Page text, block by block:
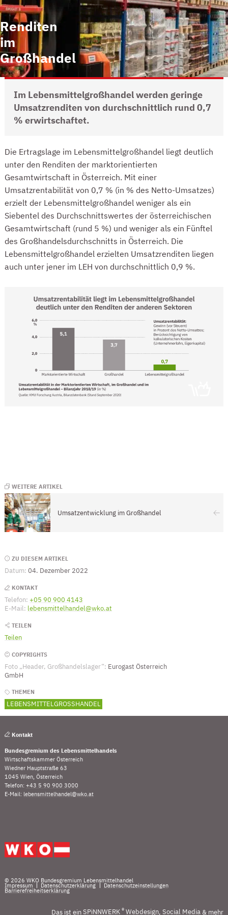
Renditen
im
Großhandel
Im Lebensmittelgroßhandel werden geringe
Umsatzrenditen von durchschnittlich rund 0,7
% erwirtschaftet.
Die Ertragslage im Lebensmittelgroßhandel liegt deutlich
unter den Renditen der marktorientierten
Gesamtwirtschaft in Österreich. Mit einer
Umsatzrentabilität von 0,7 % (in % des Netto-Umsatzes)
erzielt der Lebensmittelgroßhandel weniger als ein
Siebentel des Durchschnittswertes der österreichischen
Gesamtwirtschaft (rund 5 %) und weniger als ein Fünftel
des Großhandelsdurchschnitts in Österreich. Die
Lebensmittelgroßhandel erzielten Umsatzrenditen liegen
auch unter jener im LEH von durchschnittlich 0,9 %.
WEITERE ARTIKEL
Umsatzentwicklung im Großhandel
Seitenleiste
ZU DIESEM ARTIKEL
Datum: 04. Dezember 2022
KONTAKT
Telefon: +05 90 900 4143
E-Mail: lebensmittelhandel@wko.at
TEILEN
Teilen
COPYRIGHTS
Foto „Header, Großhandelslager“: Eurogast Österreich
GmbH
THEMEN
LEBENSMITTELGROSSHANDEL
Kontakt
Bundesgremium des Lebensmittelhandels
Wirtschaftskammer Österreich
Wiedner Hauptstraße 63
1045 Wien, Österreich
Telefon: +43 5 90 900 3000
E-Mail: lebensmittelhandel@wko.at
Fußleistennavigation
© 2026 WKO Bundesgremium Lebensmittelhandel
Impressum Datenschutzerklärung Datenschutzeinstellungen
Barrierefreiheitserklärung
Das ist einSPiNNWERK ® Webdesign, Social Media & mehr